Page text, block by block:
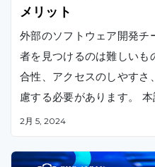
メリット
外部のソフトウェア開発チ
者を見つけるのは難しいも
合性、アクセスのしやすさ
慮する必要があります。
ショアのメリット・デメリ
2月 5, 2024